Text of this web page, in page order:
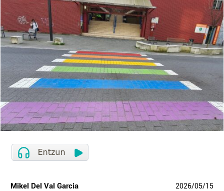
Mikel Del Val Garcia 2026/05/15